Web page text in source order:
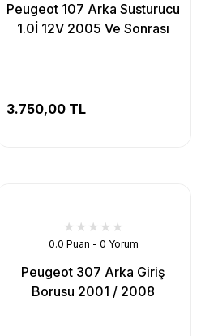
Peugeot 107 Arka Susturucu
1.0İ 12V 2005 Ve Sonrası
3.750,00 TL
0.0 Puan - 0 Yorum
Peugeot 307 Arka Giriş
Borusu 2001 / 2008